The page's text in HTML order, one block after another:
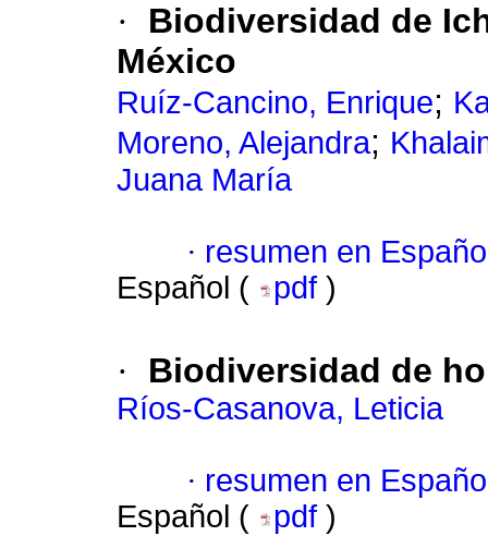
·
Biodiversidad de
México
Ruíz-Cancino, Enrique;
Moreno, Alejandra;
Juana María
· resumen en
Español (
pdf )
· Biodiversidad de
Ríos-Casanova, Leticia
· resumen en
Español (
pdf )